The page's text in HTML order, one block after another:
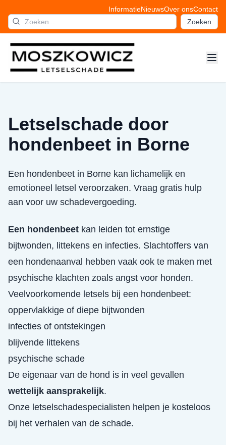
InformatieNieuwsOver onsContact
Zoeken
Letselschade door
hondenbeet in Borne
Een hondenbeet in Borne kan lichamelijk en
emotioneel letsel veroorzaken. Vraag gratis hulp
aan voor uw schadevergoeding.
Een hondenbeet kan leiden tot ernstige
bijtwonden, littekens en infecties. Slachtoffers van
een hondenaanval hebben vaak ook te maken met
psychische klachten zoals angst voor honden.
Veelvoorkomende letsels bij een hondenbeet:
oppervlakkige of diepe bijtwonden
infecties of ontstekingen
blijvende littekens
psychische schade
De eigenaar van de hond is in veel gevallen
wettelijk aansprakelijk.
Onze letselschadespecialisten helpen je kosteloos
bij het verhalen van de schade.